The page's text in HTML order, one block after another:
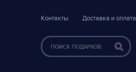
Контакты Доставка и оплата